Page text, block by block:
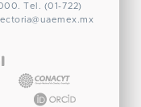
Tel. (01-722)